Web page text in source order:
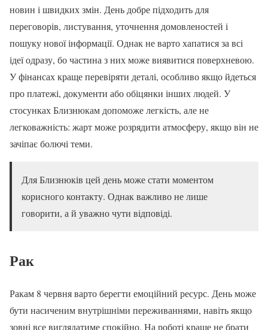
новин і швидких змін. День добре підходить для
переговорів, листування, уточнення домовленостей і
пошуку нової інформації. Однак не варто хапатися за всі
ідеї одразу, бо частина з них може виявитися поверхневою.
У фінансах краще перевіряти деталі, особливо якщо йдеться
про платежі, документи або обіцянки інших людей. У
стосунках Близнюкам допоможе легкість, але не
легковажність: жарт може розрядити атмосферу, якщо він не
зачіпає болючі теми.
Для Близнюків цей день може стати моментом
корисного контакту. Однак важливо не лише
говорити, а й уважно чути відповіді.
Рак
Ракам 8 червня варто берегти емоційний ресурс. День може
бути насиченим внутрішніми переживаннями, навіть якщо
зовні все виглядатиме спокійно. На роботі краще не брати